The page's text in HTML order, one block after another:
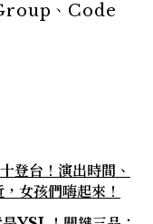
、Code
台！演出時間、
女孩們嗨起來！